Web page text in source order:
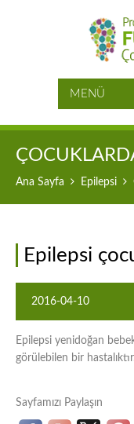
MENÜ
Ana Sayfa Epilepsi
Epilepsi
2016-04-10
Epilepsi yenidoğan
görülebilen bir
Sayfamızı Paylaşın